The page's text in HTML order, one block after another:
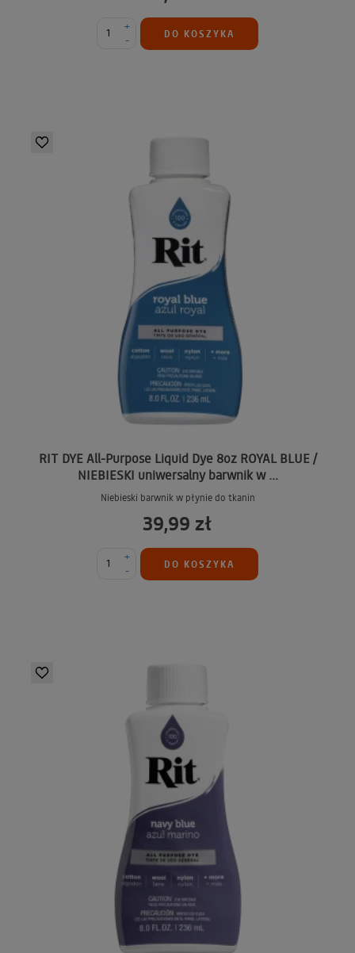
-
+
DO KOSZYKA
RIT DYE All-Purpose Liquid Dye 8oz ROYAL BLUE /
NIEBIESKI uniwersalny barwnik w ...
Niebieski barwnik w płynie do tkanin
39,99 zł
-
+
DO KOSZYKA